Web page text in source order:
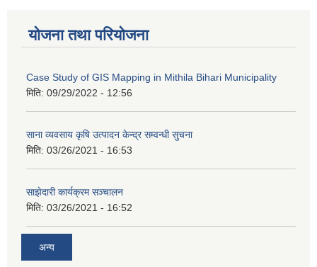
योजना तथा परियोजना
Case Study of GIS Mapping in Mithila Bihari Municipality
मिति: 09/29/2022 - 12:56
साना व्यवसाय कृषि उत्पादन केन्द्र सम्वन्धी सुचना
मिति: 03/26/2021 - 16:53
साझेदारी कार्यक्रम सञ्चालन
मिति: 03/26/2021 - 16:52
अन्य